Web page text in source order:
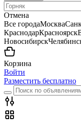
Отмена
Все городаМосква
КраснодарКрасноярск
Новосибирск
Корзина
Войти
Разместить бесплатно